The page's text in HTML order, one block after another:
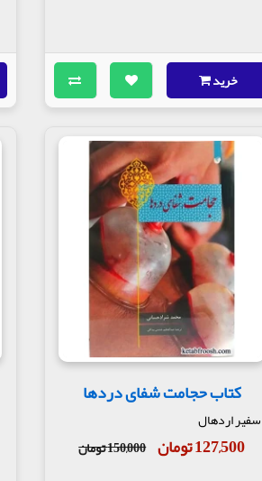
خرید
کتاب حجامت شفای دردها
سفیر اردهال
127,500 تومان 150,000 تومان